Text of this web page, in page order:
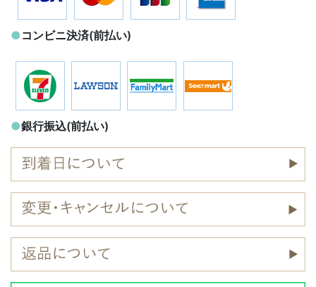
●コンビニ決済(前払い)
●銀行振込(前払い)